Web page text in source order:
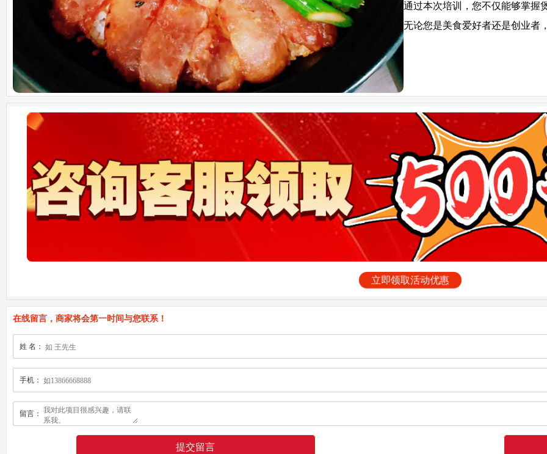
通过本次培训，您不仅能够掌握
无论您是美食爱好者还是创业者
立即领取活动优惠
在线留言，商家将会第一时间与您联系！
姓 名：
手机：
留言：